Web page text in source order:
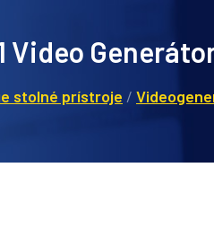
Video
stolné prístroje /